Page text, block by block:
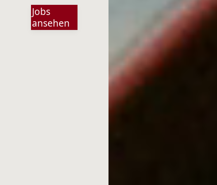
Jobs
ansehen